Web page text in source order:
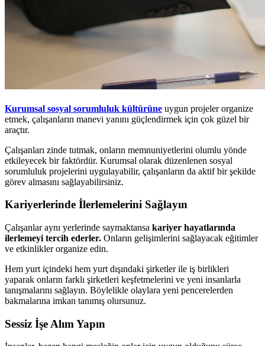
Kurumsal sosyal sorumluluk kültürüne uygun projeler organize
etmek, çalışanların manevi yanını güçlendirmek için çok güzel bir
araçtır.
Çalışanları zinde tutmak, onların memnuniyetlerini olumlu yönde
etkileyecek bir faktördür. Kurumsal olarak düzenlenen sosyal
sorumluluk projelerini uygulayabilir, çalışanların da aktif bir şekilde
görev almasını sağlayabilirsiniz.
Kariyerlerinde İlerlemelerini Sağlayın
Çalışanlar aynı yerlerinde saymaktansa kariyer hayatlarında
ilerlemeyi tercih ederler. Onların gelişimlerini sağlayacak eğitimler
ve etkinlikler organize edin.
Hem yurt içindeki hem yurt dışındaki şirketler ile iş birlikleri
yaparak onların farklı şirketleri keşfetmelerini ve yeni insanlarla
tanışmalarını sağlayın. Böylelikle olaylara yeni pencerelerden
bakmalarına imkan tanımış olursunuz.
Sessiz İşe Alım Yapın